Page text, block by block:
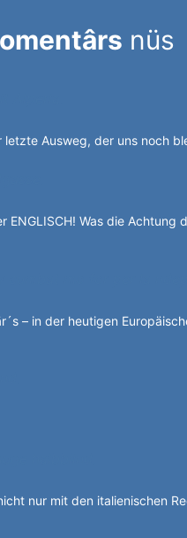
nüs
letzte Ausweg, der uns noch
ENGLISCH! Was die
– in der heutigen
nur mit den italienischen